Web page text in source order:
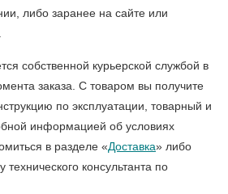
либо заранее на сайте или
собственной курьерской службой в
заказа. С товаром вы получите
по эксплуатации, товарный и
информацией об условиях
в разделе «Доставка» либо
технического консультанта по